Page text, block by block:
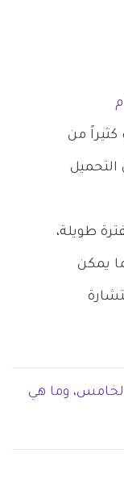
من
التحميل
طويلة،
يمكن
وما هي